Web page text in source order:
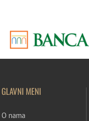
GLAVNI MENI
O nama